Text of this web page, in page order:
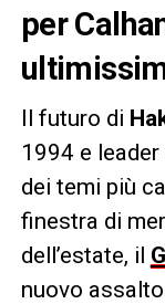
per
Il futuro di
1994 e leader
dei temi più
finestra di
dell’estate, il
nuovo